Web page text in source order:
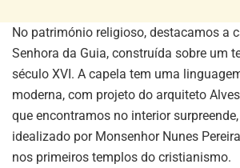
No património religioso, destacamos a
Senhora da Guia, construída sobre um
século XVI. A capela tem uma
moderna, com projeto do arquiteto
que encontramos no interior
idealizado por Monsenhor Nunes
nos primeiros templos do cristianismo.